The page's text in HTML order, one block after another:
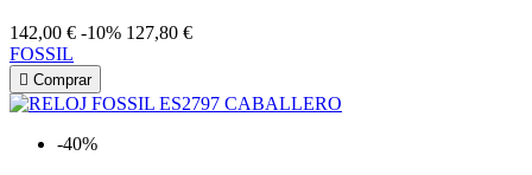
142,00 € -10% 127,80 €
FOSSIL
 Comprar
-40%